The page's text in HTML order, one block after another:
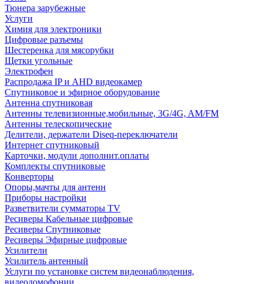
Тюнера зарубежные
Услуги
Химия для электроники
Цифровые разъемы
Шестеренка для мясорубки
Щетки угольные
Электрофен
Распродажа IP и AHD видеокамер
Спутниковое и эфирное оборудование
Антенна спутниковая
Антенны телевизионные,мобильные, 3G/4G, AM/FM
Антенны телескопические
Делители, держатели Diseq-переключатели
Интернет спутниковый
Карточки, модули дополнит.оплаты
Комплекты спутниковые
Конверторы
Опоры,мачты для антенн
Приборы настройки
Разветвители сумматоры TV
Ресиверы Кабельные цифровые
Ресиверы Спутниковые
Ресиверы Эфирные цифровые
Усилители
Усилитель антенный
Услуги по установке систем видеонаблюдения,
видеодомофонии